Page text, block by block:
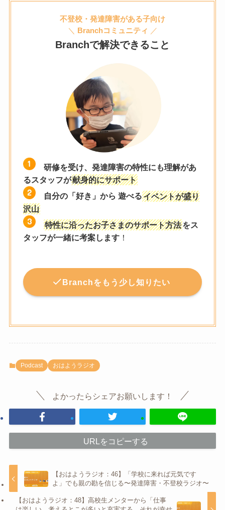
不登校・発達障害がある子向け
＼
Branchコミュニティ ／
Branchで解決できること
研修を受け、発達障害の特性にも理解があ
るスタッフが献身的にサポート
自分の「好き」から 遊べるイベントが盛り
沢山
特性に沿ったお子さまのサポート方法をス
タッフが一緒に考案します ！
Branchをもう少し知りたい
Podcast おはようラジオ
よかったらシェアお願いします！
URLをコピーする
【おはようラジオ：46】「学校に来れば元気です
よ」でも親の勘を信じる〜発達障害・不登校ラジオ〜
【おはようラジオ：48】高校生メンターから「仕事